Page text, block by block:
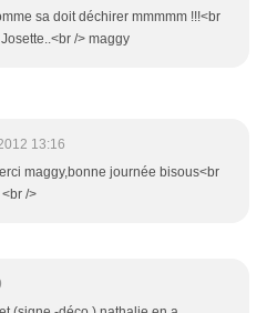
sa doit déchirer mmmmm !!!<br
/> maggy
13:16
maggy,bonne journée bisous<br
/>